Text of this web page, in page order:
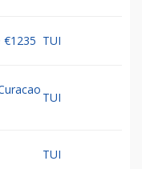
€1235 TUI
TUI
TUI